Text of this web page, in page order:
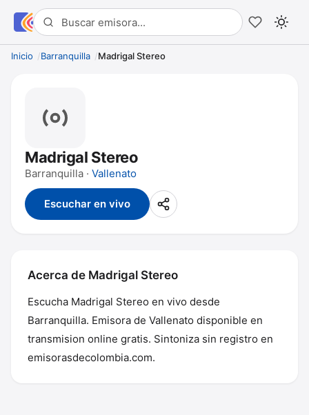
Inicio Barranquilla Madrigal Stereo
Madrigal Stereo
Barranquilla · Vallenato
Escuchar en vivo
Acerca de Madrigal Stereo
Escucha Madrigal Stereo en vivo desde
Barranquilla. Emisora de Vallenato disponible en
transmision online gratis. Sintoniza sin registro en
emisorasdecolombia.com.